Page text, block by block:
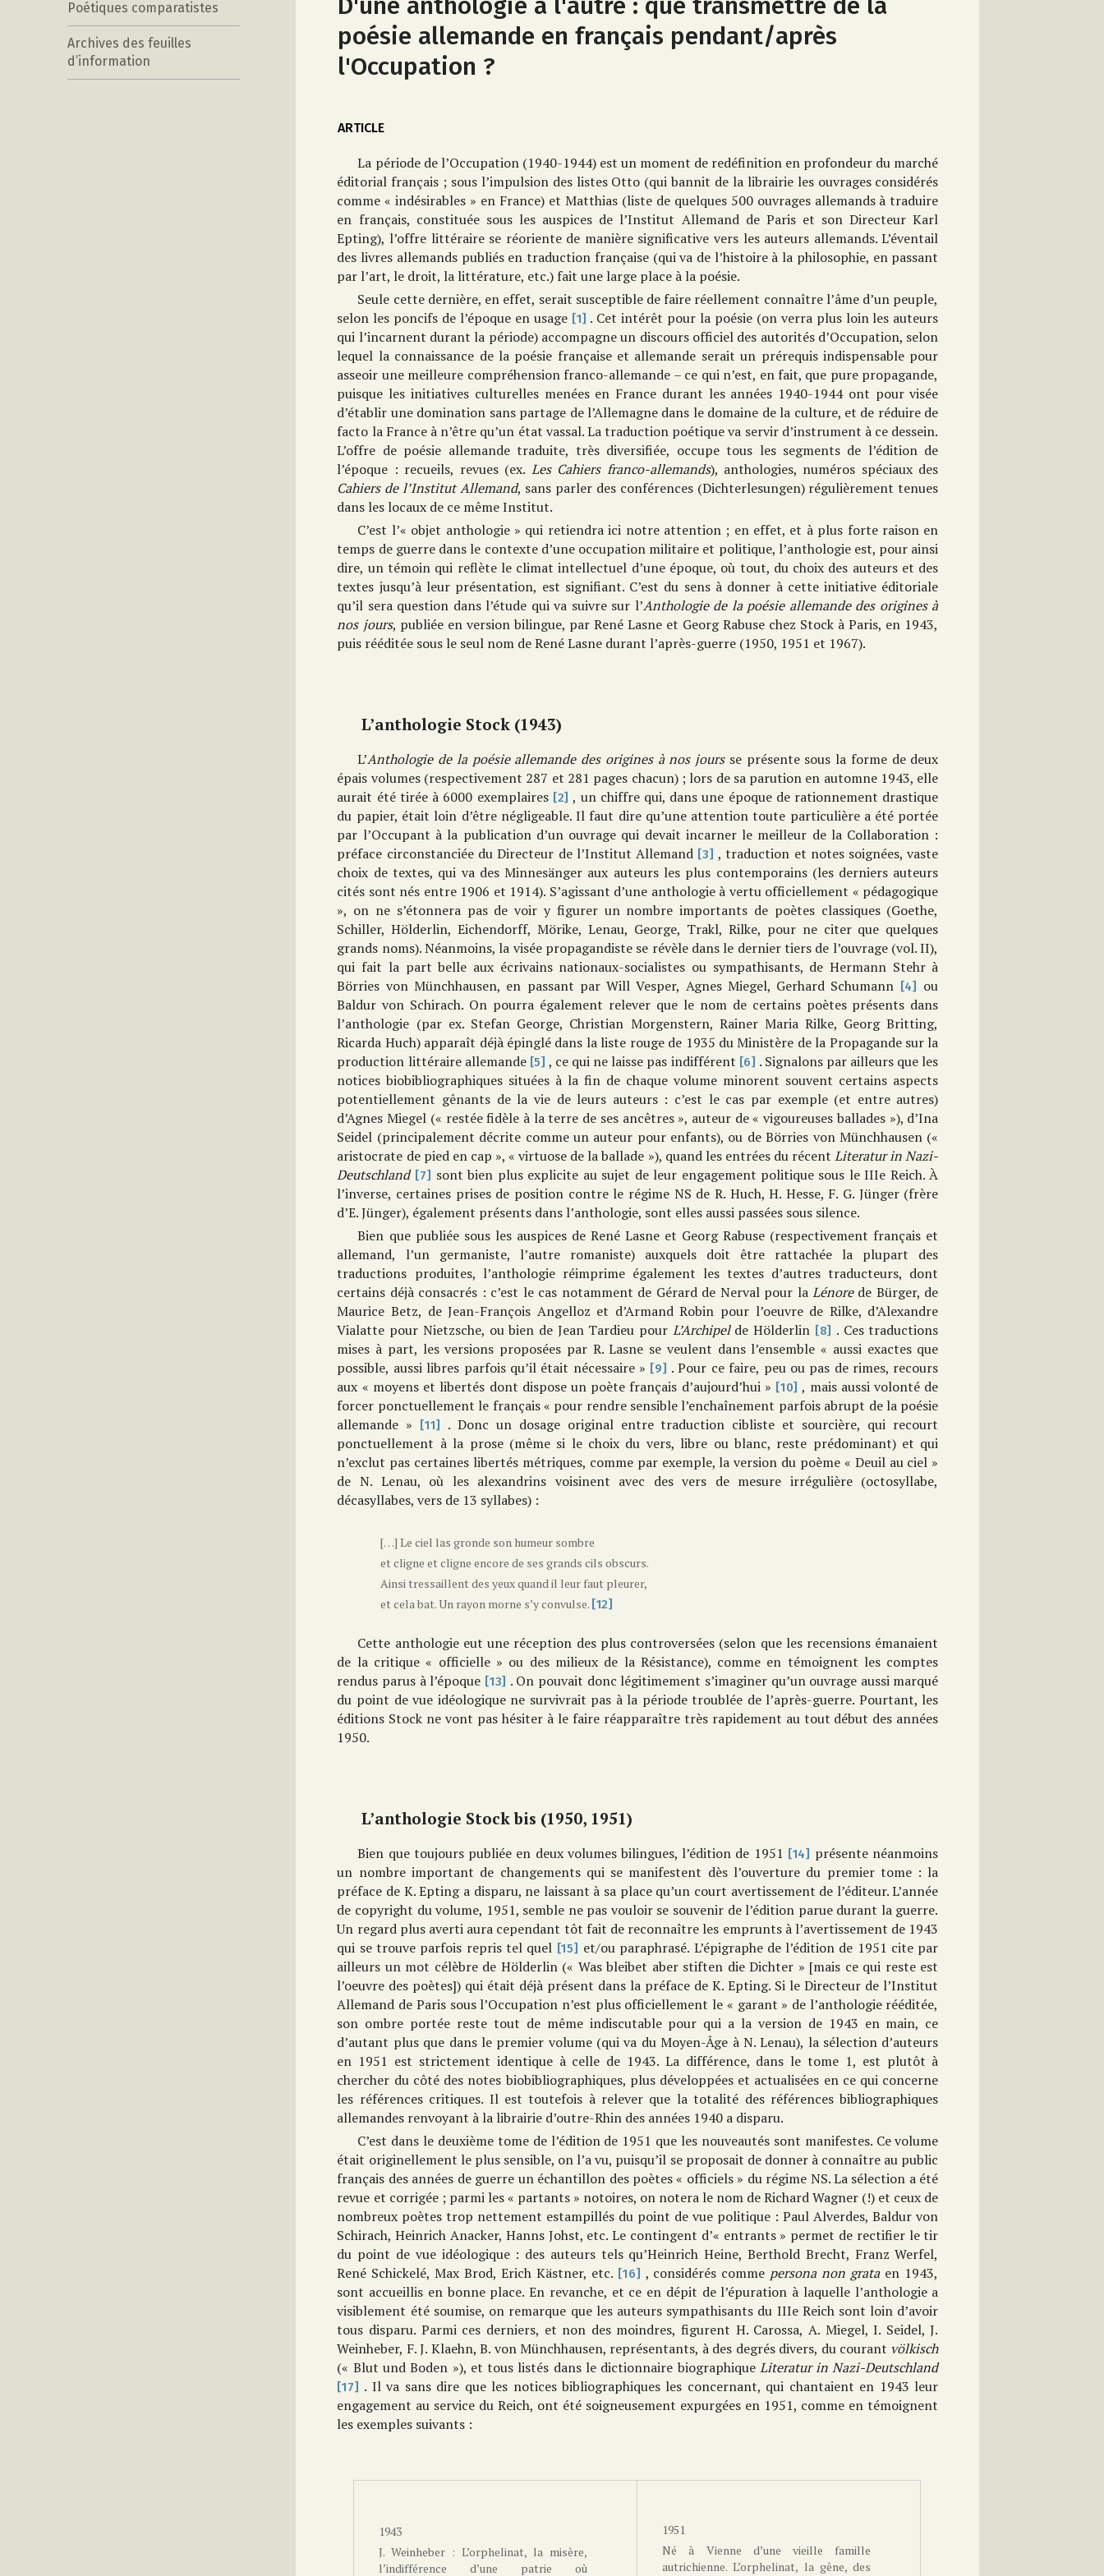
Poétiques comparatistes
Archives des feuilles
d’information
poésie allemande en français pendant/après
l'Occupation ?
ARTICLE
La période de l’Occupation (1940-1944) est un moment de redéfinition en profondeur du marché
éditorial français ; sous l’impulsion des listes Otto (qui bannit de la librairie les ouvrages considérés
comme « indésirables » en France) et Matthias (liste de quelques 500 ouvrages allemands à traduire
en français, constituée sous les auspices de l’Institut Allemand de Paris et son Directeur Karl
Epting), l’offre littéraire se réoriente de manière significative vers les auteurs allemands. L’éventail
des livres allemands publiés en traduction française (qui va de l’histoire à la philosophie, en passant
par l’art, le droit, la littérature, etc.) fait une large place à la poésie.
Seule cette dernière, en effet, serait susceptible de faire réellement connaître l’âme d’un peuple,
selon les poncifs de l’époque en usage [1] . Cet intérêt pour la poésie (on verra plus loin les auteurs
qui l’incarnent durant la période) accompagne un discours officiel des autorités d’Occupation, selon
lequel la connaissance de la poésie française et allemande serait un prérequis indispensable pour
asseoir une meilleure compréhension franco-allemande – ce qui n’est, en fait, que pure propagande,
puisque les initiatives culturelles menées en France durant les années 1940-1944 ont pour visée
d’établir une domination sans partage de l’Allemagne dans le domaine de la culture, et de réduire de
facto la France à n’être qu’un état vassal. La traduction poétique va servir d’instrument à ce dessein.
L’offre de poésie allemande traduite, très diversifiée, occupe tous les segments de l’édition de
l’époque : recueils, revues (ex. Les Cahiers franco-allemands), anthologies, numéros spéciaux des
Cahiers de l’Institut Allemand, sans parler des conférences (Dichterlesungen) régulièrement tenues
dans les locaux de ce même Institut.
C’est l’« objet anthologie » qui retiendra ici notre attention ; en effet, et à plus forte raison en
temps de guerre dans le contexte d’une occupation militaire et politique, l’anthologie est, pour ainsi
dire, un témoin qui reflète le climat intellectuel d’une époque, où tout, du choix des auteurs et des
textes jusqu’à leur présentation, est signifiant. C’est du sens à donner à cette initiative éditoriale
qu’il sera question dans l’étude qui va suivre sur l’Anthologie de la poésie allemande des origines à
nos jours, publiée en version bilingue, par René Lasne et Georg Rabuse chez Stock à Paris, en 1943,
puis rééditée sous le seul nom de René Lasne durant l’après-guerre (1950, 1951 et 1967).
L’anthologie Stock (1943)
L’Anthologie de la poésie allemande des origines à nos jours se présente sous la forme de deux
épais volumes (respectivement 287 et 281 pages chacun) ; lors de sa parution en automne 1943, elle
aurait été tirée à 6000 exemplaires [2] , un chiffre qui, dans une époque de rationnement drastique
du papier, était loin d’être négligeable. Il faut dire qu’une attention toute particulière a été portée
par l’Occupant à la publication d’un ouvrage qui devait incarner le meilleur de la Collaboration :
préface circonstanciée du Directeur de l’Institut Allemand [3] , traduction et notes soignées, vaste
choix de textes, qui va des Minnesänger aux auteurs les plus contemporains (les derniers auteurs
cités sont nés entre 1906 et 1914). S’agissant d’une anthologie à vertu officiellement « pédagogique
», on ne s’étonnera pas de voir y figurer un nombre importants de poètes classiques (Goethe,
Schiller, Hölderlin, Eichendorff, Mörike, Lenau, George, Trakl, Rilke, pour ne citer que quelques
grands noms). Néanmoins, la visée propagandiste se révèle dans le dernier tiers de l’ouvrage (vol. II),
qui fait la part belle aux écrivains nationaux-socialistes ou sympathisants, de Hermann Stehr à
Börries von Münchhausen, en passant par Will Vesper, Agnes Miegel, Gerhard Schumann
[4]
ou
Baldur von Schirach. On pourra également relever que le nom de certains poètes présents dans
l’anthologie (par ex. Stefan George, Christian Morgenstern, Rainer Maria Rilke, Georg Britting,
Ricarda Huch) apparaît déjà épinglé dans la liste rouge de 1935 du Ministère de la Propagande sur la
production littéraire allemande [5] , ce qui ne laisse pas indifférent [6] . Signalons par ailleurs que les
notices biobibliographiques situées à la fin de chaque volume minorent souvent certains aspects
potentiellement gênants de la vie de leurs auteurs : c’est le cas par exemple (et entre autres)
d’Agnes Miegel (« restée fidèle à la terre de ses ancêtres », auteur de « vigoureuses ballades »), d’Ina
Seidel (principalement décrite comme un auteur pour enfants), ou de Börries von Münchhausen («
aristocrate de pied en cap », « virtuose de la ballade »), quand les entrées du récentLiteratur in Nazi-
Deutschland [7] sont bien plus explicite au sujet de leur engagement politique sous le IIIe Reich. À
l’inverse, certaines prises de position contre le régime NS de R. Huch, H. Hesse, F. G. Jünger (frère
d’E. Jünger), également présents dans l’anthologie, sont elles aussi passées sous silence.
Bien que publiée sous les auspices de René Lasne et Georg Rabuse (respectivement français et
allemand, l’un germaniste, l’autre romaniste) auxquels doit être rattachée la plupart des
traductions produites, l’anthologie réimprime également les textes d’autres traducteurs, dont
certains déjà consacrés : c’est le cas notamment de Gérard de Nerval pour la Lénore de Bürger, de
Maurice Betz, de Jean-François Angelloz et d’Armand Robin pour l’oeuvre de Rilke, d’Alexandre
Vialatte pour Nietzsche, ou bien de Jean Tardieu pour L’Archipel de Hölderlin [8] . Ces traductions
mises à part, les versions proposées par R. Lasne se veulent dans l’ensemble « aussi exactes que
possible, aussi libres parfois qu’il était nécessaire » [9] . Pour ce faire, peu ou pas de rimes, recours
aux « moyens et libertés dont dispose un poète français d’aujourd’hui » [10] , mais aussi volonté de
forcer ponctuellement le français « pour rendre sensible l’enchaînement parfois abrupt de la poésie
allemande »
[11]
. Donc un dosage original entre traduction cibliste et sourcière, qui recourt
ponctuellement à la prose (même si le choix du vers, libre ou blanc, reste prédominant) et qui
n’exclut pas certaines libertés métriques, comme par exemple, la version du poème « Deuil au ciel »
de N. Lenau, où les alexandrins voisinent avec des vers de mesure irrégulière (octosyllabe,
décasyllabes, vers de 13 syllabes) :
[…] Le ciel las gronde son humeur sombre
et cligne et cligne encore de ses grands cils obscurs.
Ainsi tressaillent des yeux quand il leur faut pleurer,
et cela bat. Un rayon morne s’y convulse. [12]
Cette anthologie eut une réception des plus controversées (selon que les recensions émanaient
de la critique « officielle » ou des milieux de la Résistance), comme en témoignent les comptes
rendus parus à l’époque [13] . On pouvait donc légitimement s’imaginer qu’un ouvrage aussi marqué
du point de vue idéologique ne survivrait pas à la période troublée de l’après-guerre. Pourtant, les
éditions Stock ne vont pas hésiter à le faire réapparaître très rapidement au tout début des années
1950.
L’anthologie Stock bis (1950, 1951)
Bien que toujours publiée en deux volumes bilingues, l’édition de 1951 [14] présente néanmoins
un nombre important de changements qui se manifestent dès l’ouverture du premier tome : la
préface de K. Epting a disparu, ne laissant à sa place qu’un court avertissement de l’éditeur. L’année
de copyright du volume, 1951, semble ne pas vouloir se souvenir de l’édition parue durant la guerre.
Un regard plus averti aura cependant tôt fait de reconnaître les emprunts à l’avertissement de 1943
qui se trouve parfois repris tel quel [15] et/ou paraphrasé. L’épigraphe de l’édition de 1951 cite par
ailleurs un mot célèbre de Hölderlin (« Was bleibet aber stiften die Dichter » [mais ce qui reste est
l’oeuvre des poètes]) qui était déjà présent dans la préface de K. Epting. Si le Directeur de l’Institut
Allemand de Paris sous l’Occupation n’est plus officiellement le « garant » de l’anthologie rééditée,
son ombre portée reste tout de même indiscutable pour qui a la version de 1943 en main, ce
d’autant plus que dans le premier volume (qui va du Moyen-Âge à N. Lenau), la sélection d’auteurs
en 1951 est strictement identique à celle de 1943. La différence, dans le tome 1, est plutôt à
chercher du côté des notes biobibliographiques, plus développées et actualisées en ce qui concerne
les références critiques. Il est toutefois à relever que la totalité des références bibliographiques
allemandes renvoyant à la librairie d’outre-Rhin des années 1940 a disparu.
C’est dans le deuxième tome de l’édition de 1951 que les nouveautés sont manifestes. Ce volume
était originellement le plus sensible, on l’a vu, puisqu’il se proposait de donner à connaître au public
français des années de guerre un échantillon des poètes « officiels » du régime NS. La sélection a été
revue et corrigée ; parmi les « partants » notoires, on notera le nom de Richard Wagner (!) et ceux de
nombreux poètes trop nettement estampillés du point de vue politique : Paul Alverdes, Baldur von
Schirach, Heinrich Anacker, Hanns Johst, etc. Le contingent d’« entrants » permet de rectifier le tir
du point de vue idéologique : des auteurs tels qu’Heinrich Heine, Berthold Brecht, Franz Werfel,
René Schickelé, Max Brod, Erich Kästner, etc. [16] , considérés comme persona non grata en 1943,
sont accueillis en bonne place. En revanche, et ce en dépit de l’épuration à laquelle l’anthologie a
visiblement été soumise, on remarque que les auteurs sympathisants du IIIe Reich sont loin d’avoir
tous disparu. Parmi ces derniers, et non des moindres, figurent H. Carossa, A. Miegel, I. Seidel, J.
Weinheber, F. J. Klaehn, B. von Münchhausen, représentants, à des degrés divers, du courant völkisch
(« Blut und Boden »), et tous listés dans le dictionnaire biographique Literatur in Nazi-Deutschland
[17] . Il va sans dire que les notices bibliographiques les concernant, qui chantaient en 1943 leur
engagement au service du Reich, ont été soigneusement expurgées en 1951, comme en témoignent
les exemples suivants :
1943
J. Weinheber : L’orphelinat, la misère,
l’indifférence d’une patrie où
1951
Né à Vienne d’une vieille famille
autrichienne. L’orphelinat, la gêne, des